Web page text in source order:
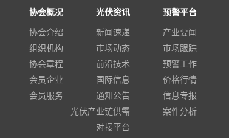
协会概况
协会介绍
组织机构
协会章程
会员企业
会员服务
光伏资讯
新闻速递
市场动态
前沿技术
国际信息
通知公告
光伏产业链供需
对接平台
预警平台
产业要闻
市场跟踪
预警工作
价格行情
信息专报
案件分析